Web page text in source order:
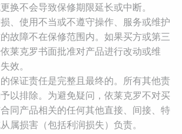
换不会导致保修期限延长或中断。
、使用不当或不遵守操作、服务或维护
故障不在保修范围内。如果买方或第三
莱克罗书面批准对产品进行改动或维
效。
保证责任是完整且最终的。所有其他责
以排除。为避免疑问，依莱克罗不对买
同产品相关的任何其他直接、间接、特
属损害（包括利润损失）负责。